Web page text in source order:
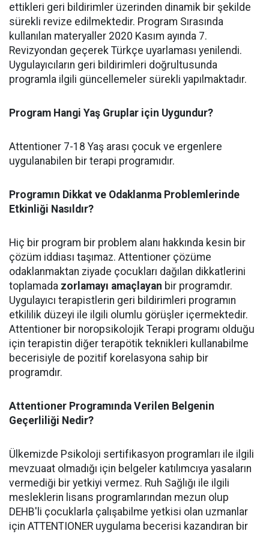
ettikleri geri bildirimler üzerinden dinamik bir şekilde
sürekli revize edilmektedir. Program Sırasında
kullanılan materyaller 2020 Kasım ayında 7.
Revizyondan geçerek Türkçe uyarlaması yenilendi.
Uygulayıcıların geri bildirimleri doğrultusunda
programla ilgili güncellemeler sürekli yapılmaktadır.
Program Hangi Yaş Gruplar için Uygundur?
Attentioner 7-18 Yaş arası çocuk ve ergenlere
uygulanabilen bir terapi programıdır.
Programın Dikkat ve Odaklanma Problemlerinde
Etkinliği Nasıldır?
Hiç bir program bir problem alanı hakkında kesin bir
çözüm iddiası taşımaz. Attentioner çözüme
odaklanmaktan ziyade çocukları dağılan dikkatlerini
toplamada zorlamayı amaçlayan bir programdır.
Uygulayıcı terapistlerin geri bildirimleri programın
etkililik düzeyi ile ilgili olumlu görüşler içermektedir.
Attentioner bir noropsikolojik Terapi programı olduğu
için terapistin diğer terapötik teknikleri kullanabilme
becerisiyle de pozitif korelasyona sahip bir
programdır.
Attentioner Programında Verilen Belgenin
Geçerliliği Nedir?
Ülkemizde Psikoloji sertifikasyon programları ile ilgili
mevzuaat olmadığı için belgeler katılımcıya yasaların
vermediği bir yetkiyi vermez. Ruh Sağlığı ile ilgili
mesleklerin lisans programlarından mezun olup
DEHB'li çocuklarla çalışabilme yetkisi olan uzmanlar
için ATTENTIONER uygulama becerisi kazandıran bir